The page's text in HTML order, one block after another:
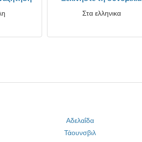
Στα ελληνικα
Αδελαΐδα
Τάουνσβιλ